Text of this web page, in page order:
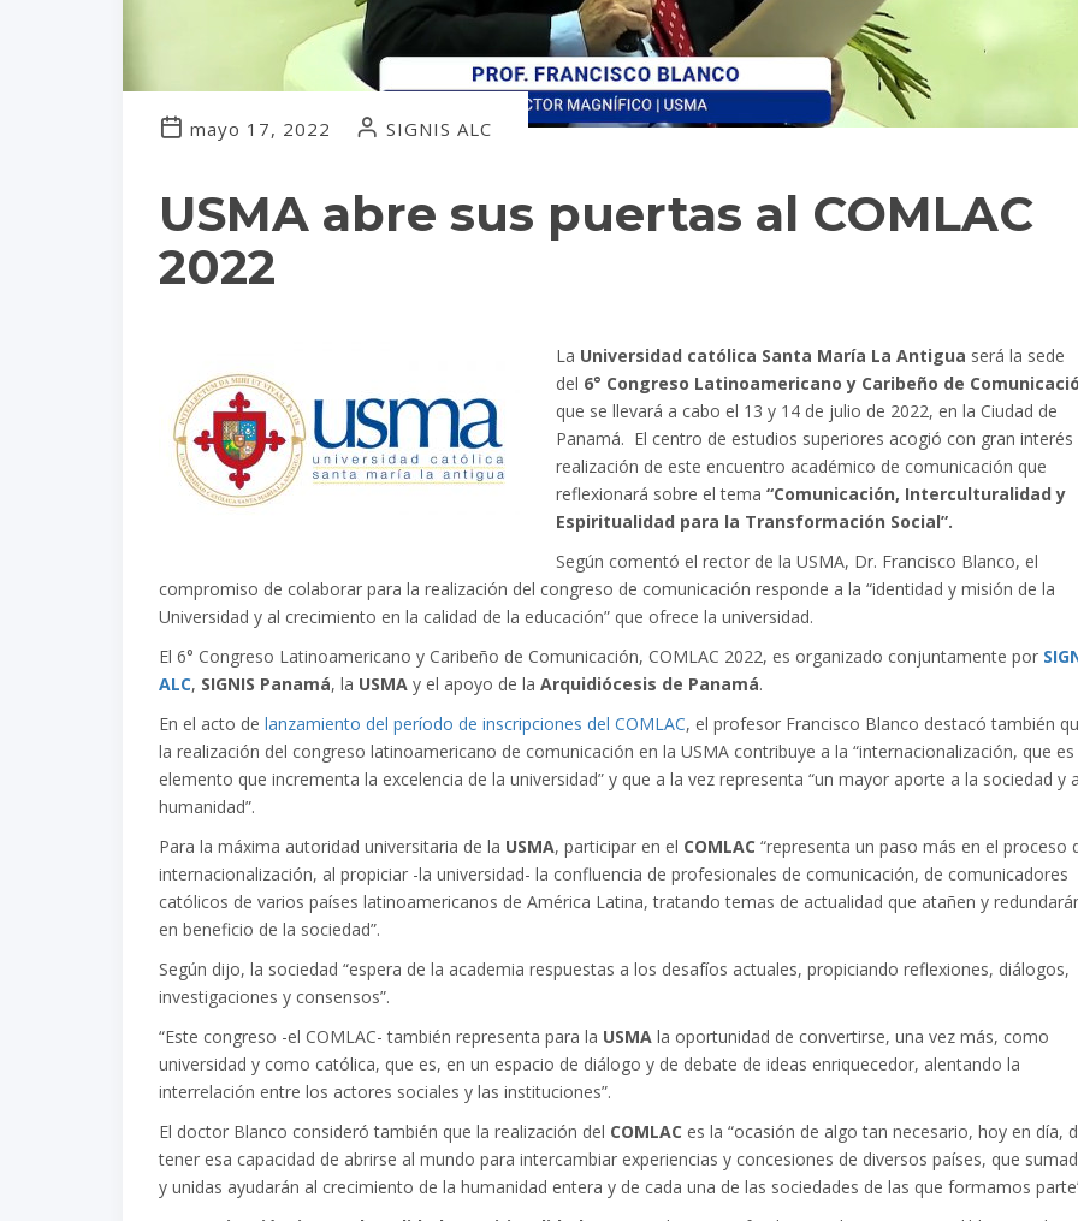
USMA abre sus puertas al COMLAC
2022
mayo 17, 2022 SIGNIS ALC
La Universidad católica Santa María La Antigua será la sede
del 6° Congreso Latinoamericano y Caribeño de
que se llevará a cabo el 13 y 14 de julio de 2022, en la Ciudad de
Panamá. El centro de estudios superiores acogió con gran interés
realización de este encuentro académico de comunicación que
reflexionará sobre el tema “Comunicación, Interculturalidad y
Espiritualidad para la Transformación Social”.
Según comentó el rector de la USMA, Dr. Francisco Blanco, el
compromiso de colaborar para la realización del congreso de comunicación responde a la “identidad y misión de la
Universidad y al crecimiento en la calidad de la educación” que ofrece la universidad.
El 6° Congreso Latinoamericano y Caribeño de Comunicación, COMLAC 2022, es organizado conjuntamente por
ALC, SIGNIS Panamá, la USMA y el apoyo de la Arquidiócesis de Panamá.
En el acto de lanzamiento del período de inscripciones del COMLAC, el profesor Francisco Blanco destacó también
la realización del congreso latinoamericano de comunicación en la USMA contribuye a la “internacionalización, que es
elemento que incrementa la excelencia de la universidad” y que a la vez representa “un mayor aporte a la sociedad y
humanidad”.
Para la máxima autoridad universitaria de la USMA, participar en el COMLAC “representa un paso más en el proceso
internacionalización, al propiciar -la universidad- la confluencia de profesionales de comunicación, de comunicadores
católicos de varios países latinoamericanos de América Latina, tratando temas de actualidad que atañen y
en beneficio de la sociedad”.
Según dijo, la sociedad “espera de la academia respuestas a los desafíos actuales, propiciando reflexiones, diálogos,
investigaciones y consensos”.
“Este congreso -el COMLAC- también representa para la USMA la oportunidad de convertirse, una vez más, como
universidad y como católica, que es, en un espacio de diálogo y de debate de ideas enriquecedor, alentando la
interrelación entre los actores sociales y las instituciones”.
El doctor Blanco consideró también que la realización del COMLAC es la “ocasión de algo tan necesario, hoy en día,
tener esa capacidad de abrirse al mundo para intercambiar experiencias y concesiones de diversos países, que
y unidas ayudarán al crecimiento de la humanidad entera y de cada una de las sociedades de las que formamos